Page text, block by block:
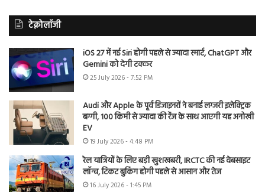
टेक्नोलॉजी
iOS 27 में नई Siri होगी पहले से ज्यादा स्मार्ट, ChatGPT और
Gemini को देगी टक्कर
25 July 2026 - 7:52 PM
Audi और Apple के पूर्व डिजाइनरों ने बनाई लग्जरी इलेक्ट्रिक
बग्गी, 100 किमी से ज्यादा की रेंज के साथ आएगी यह अनोखी
EV
19 July 2026 - 4:48 PM
रेल यात्रियों के लिए बड़ी खुशखबरी, IRCTC की नई वेबसाइट
लॉन्च, टिकट बुकिंग होगी पहले से आसान और तेज
16 July 2026 - 1:45 PM